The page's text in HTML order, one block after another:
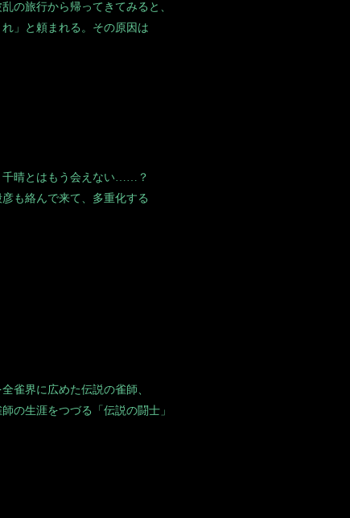
の旅行から帰ってきてみると、
」と頼まれる。その原因は
千晴とはもう会えない……？
も絡んで来て、多重化する
雀界に広めた伝説の雀師、
の生涯をつづる「伝説の闘士」